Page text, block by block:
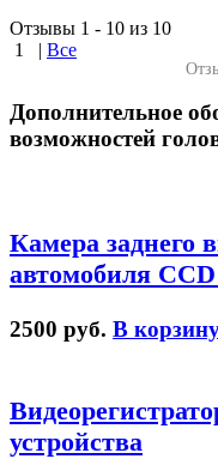
Отзывы 1 - 10 из 10
1
| Все
Дополнительное
возможностей
Камера заднего
автомобиля
2500 руб. В
устройства